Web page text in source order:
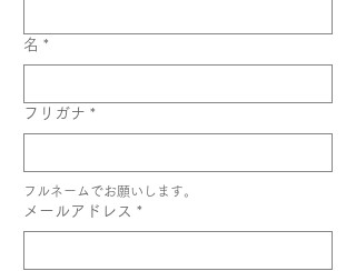
名 *
フリガナ *
フルネームでお願いします。
メールアドレス *